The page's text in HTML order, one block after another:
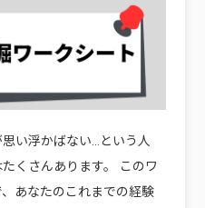
い浮かばない…という人
くさんあります。 このワ
あなたのこれまでの経験